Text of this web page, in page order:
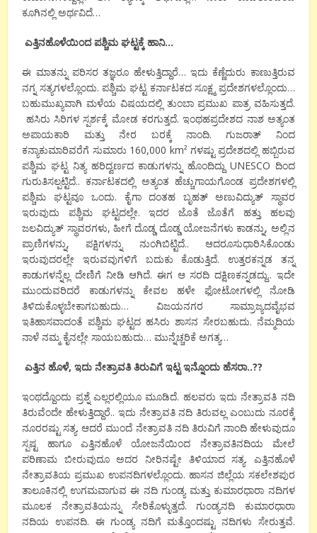
ಕೂಗಿನಲ್ಲಿ ಅರ್ಥವಿದೆ…
ಎತ್ತಿನಹೊಳೆಯಿಂದ ಪಶ್ಚಿಮ ಘಟ್ಟಕ್ಕೆ ಹಾನಿ…
ಈ ಮಾತನ್ನು ಪರಿಸರ ತಜ್ಞರೂ ಹೇಳುತ್ತಿದ್ದಾರೆ…ಇದು ಕೆಣ್ಣೆದುರು ಕಾಣುತ್ತಿರುವ
ನಗ್ನ ಸತ್ಯಗಳಲ್ಲೊಂದು.ಪಶ್ಚಿಮ ಘಟ್ಟ ಕರ್ನಾಟಕದ ಸೂಕ್ಷ್ಮ ಪ್ರದೇಶಗಳಲ್ಲೊಂದು…
ಬಹುಮುಖ್ಯವಾಗಿ ಮಳೆಯ ವಿಷಯದಲ್ಲಿ ತುಂಬಾ ಪ್ರಮುಖ ಪಾತ್ರ ವಹಿಸುತ್ತದೆ.
ಹಸಿರು ಸಿರಿಗಳ ಸ್ಪರ್ಶಕ್ಕೆ ಮೋಡ ಕರಗುತ್ತದೆ.ಇಂಥಹಪ್ರದೇಶದ ನಾಶ ಅತ್ಯಂತ
ಅಪಾಯಕಾರಿ
ಮತ್ತು ನೇರ ಬರಕ್ಕೆ ನಾಂದಿ.ಗುಜರಾತ್
ನಿಂದ
ಕನ್ಯಾಕುಮಾರಿವರೆಗೆ ಸುಮಾರು 160,000 km² ಗಳಷ್ಟು ಪ್ರದೇಶದಲ್ಲಿ ಹಬ್ಬಿರುವ
ಪಶ್ಚಿಮ ಘಟ್ಟ ನಿತ್ಯ ಹರಿದ್ವರ್ಣದ ಕಾಡುಗಳನ್ನು ಹೊಂದಿದ್ದು UNESCO ದಿಂದ
ಗುರುತಿಸಲ್ಪಟ್ಟಿದೆ..ಕರ್ನಾಟಕದಲ್ಲಿ ಅತ್ಯಂತ ಹೆಚ್ಚುಗಾಯಗೊಂಡ ಪ್ರದೇಶಗಳಲ್ಲಿ
ಪಶ್ಚಿಮ ಘಟ್ಟವೂ ಒಂದು. ಕೈಗಾ ದಂತಹ ಬೃಹತ್ ಅಣುವಿದ್ಯುತ್ ಸ್ಥಾವರ
ಇರುವುದು
ಪಶ್ಚಿಮ ಘಟ್ಟದಲ್ಲೇ.ಇದರ ಜೊತೆ ಜೊತೆಗೆ ಹತ್ತು
ಹಲವು
ಜಲವಿದ್ಯುತ್ ಸ್ಥಾವರಗಳು, ಹೀಗೆ ದೊಡ್ಡ ದೊಡ್ಡ ಯೋಜನೆಗಳು ಕಾಡನ್ನು, ಅಲ್ಲಿನ
ಪ್ರಾಣಿಗಳನ್ನು,ಪಕ್ಷಿಗಳನ್ನು ನುಂಗಿಬಿಟ್ಟಿದೆ.. ಆದರೂಸುಧಾರಿಸಿಕೊಂಡು
ಇರುವುದರಲ್ಲೇ
ಇರುವವುಗಳಿಗೆ ಬದುಕು ಕೊಡುತ್ತಿದೆ.ಉತ್ತರಕನ್ನಡ
ತನ್ನ
ಕಾಡುಗಳನ್ನೆಲ್ಲ ದೇಣಿಗೆ ನೀಡಿ ಆಗಿದೆ.ಈಗ ಆ ಸರದಿ ದಕ್ಷಿಣಕನ್ನಡದ್ದು.. ಇದೇ
ಮುಂದುವರಿದರೆ
ಕಾಡುಗಳನ್ನು ಕೇವಲ ಹಳೇ ಫೋಟೋಗಳಲ್ಲಿ
ನೋಡಿ
ತಿಳಿದುಕೊಳ್ಳಬೇಕಾಗಬಹುದು… ವಿಜಯನಗರ ಸಾಮ್ರಾಜ್ಯದವೈಭವ
ಇತಿಹಾಸವಾದಂತೆ ಪಶ್ಚಿಮ ಘಟ್ಟದ ಹಸಿರು ಶಾಸನ ಸೇರಬಹುದು. ನೆಮ್ಮದಿಯ
ನಾಳೆ ನಮ್ಮ ಕೈನಲ್ಲೇ ಸಾಯಬಹುದು…ಮುನ್ನೆಚ್ಚರಿಕೆ ಅಗತ್ಯ…
ಎತ್ತಿನ ಹೊಳೆ,ಇದು ನೇತ್ರಾವತಿ ತಿರುವಿಗೆ ಇಟ್ಟ ಇನ್ನೊಂದು ಹೆಸರಾ..??
ಇಂಥದ್ದೊಂದು ಪ್ರಶ್ನೆ ಎಲ್ಲರಲ್ಲಿಯೂ ಮೂಡಿದೆ. ಹಲವರು ಇದು ನೇತ್ರಾವತಿ ನದಿ
ತಿರುವೆಂದೇ ಹೇಳುತ್ತಿದ್ದಾರೆ.. ಇದು ನೇತ್ರಾವತಿ ನದಿ ತಿರುವಲ್ಲ ಎಂಬುದು ನೂರಕ್ಕೆ
ನೂರರಷ್ಟು ಸತ್ಯ.ಆದರೆ ಮುಂದೆ ನೇತ್ರಾವತಿ ನದಿ ತಿರುವಿಗೆ ನಾಂದಿ ಹೇಳುವುದೂ
ಸ್ಪಷ್ಟ
ಹಾಗೂ ಎತ್ತಿನಹೊಳೆ ಯೋಜನೆಯಿಂದ ನೇತ್ರಾವತಿನದಿಯ
ಮೇಲೆ
ಪರಿಣಾಮ ಬೀರುವುದೂ ಅದರ ನೀರಿನಷ್ಟೇ ತಿಳಿಯಾದ ಸತ್ಯ. ಎತ್ತಿನಹೊಳೆ
ನೇತ್ರಾವತಿಯ ಪ್ರಮುಖ ಉಪನದಿಗಳಲ್ಲೊಂದು. ಹಾಸನ ಜಿಲ್ಲೆಯ ಸಕಲೇಶಪುರ
ತಾಲೂಕಿನಲ್ಲಿ ಉಗಮವಾಗುವ ಈ ನದಿ ಗುಂಡ್ಯ ಮತ್ತು ಕುಮಾರಧಾರಾ ನದಿಗಳ
ಮೂಲಕ
ನೇತ್ರಾವತಿಯನ್ನು ಸೇರಿಕೊಳ್ಳುತ್ತದೆ.ಗುಂಡ್ಯನದಿ
ಕುಮಾರಧಾರಾ
ನದಿಯ ಉಪನದಿ. ಈ ಗುಂಡ್ಯ ನದಿಗೆ ಮತ್ತೊಂದಷ್ಟು ನದಿಗಳು ಸೇರುತ್ತವೆ.